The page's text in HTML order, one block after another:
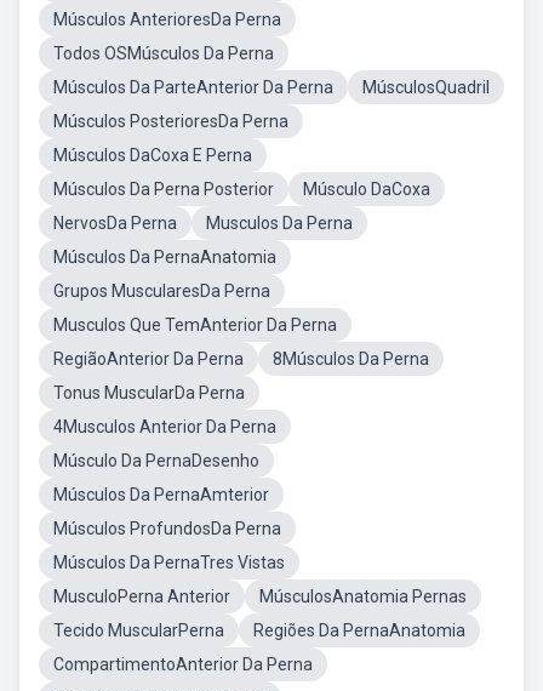
Músculos AnterioresDa Perna
Todos OSMúsculos Da Perna
Músculos Da ParteAnterior Da Perna
MúsculosQuadril
Músculos PosterioresDa Perna
Músculos DaCoxa E Perna
Músculos Da Perna Posterior
Músculo DaCoxa
NervosDa Perna
Musculos Da Perna
Músculos Da PernaAnatomia
Grupos MuscularesDa Perna
Musculos Que TemAnterior Da Perna
RegiãoAnterior Da Perna
8Músculos Da Perna
Tonus MuscularDa Perna
4Musculos Anterior Da Perna
Músculo Da PernaDesenho
Músculos Da PernaAmterior
Músculos ProfundosDa Perna
Músculos Da PernaTres Vistas
MusculoPerna Anterior
MúsculosAnatomia Pernas
Tecido MuscularPerna
Regiões Da PernaAnatomia
CompartimentoAnterior Da Perna